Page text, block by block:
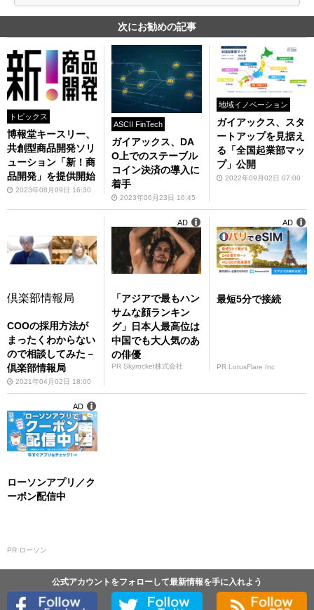
次にお勧めの記事
トピックス
博報堂キースリー、
共創型商品開発ソリ
ューション「新！商
品開発」を提供開始
2023年08月09日 16:30
ASCII FinTech
ガイアックス、DA
O上でのステーブル
コイン決済の導入に
着手
2023年06月23日 16:45
地域イノベーション
ガイアックス、スタ
ートアップを見据え
る「全国起業部マッ
プ」公開
2022年09月02日 07:00
倶楽部情報局
COOの採用方法が
まったくわからない
ので相談してみた－
倶楽部情報局
2021年04月02日 18:00
「アジアで最もハン
サムな顔ランキン
グ」日本人最高位は
中国でも大人気のあ
の俳優
PR Skyrocket株式会社
AD
最短5分で接続
PR LotusFlare Inc
AD
ローソンアプリ／ク
ーポン配信中
PR ローソン
AD
公式アカウントをフォローして最新情報を手に入れよう